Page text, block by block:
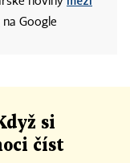
na Google
si
číst